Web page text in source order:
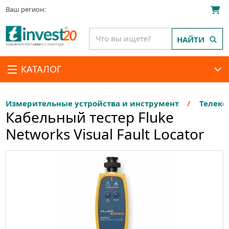
Ваш регион:
КАТАЛОГ
НАЙТИ
Измерительные устройства и инструмент
Кабельный тестер Fluke
Networks Visual Fault Locator